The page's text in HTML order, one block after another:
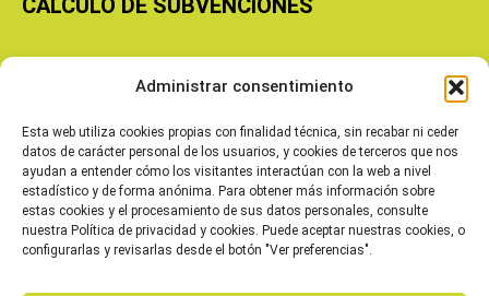
Administrar consentimiento
Esta web utiliza cookies propias con finalidad técnica, sin recabar ni ceder
datos de carácter personal de los usuarios, y cookies de terceros que nos
ayudan a entender cómo los visitantes interactúan con la web a nivel
estadístico y de forma anónima. Para obtener más información sobre
estas cookies y el procesamiento de sus datos personales, consulte
nuestra Política de privacidad y cookies. Puede aceptar nuestras cookies, o
configurarlas y revisarlas desde el botón "Ver preferencias".
CÁLCULO DE SUBVENCIONES